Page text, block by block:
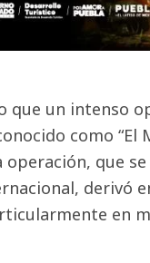
que un intenso
como “El
que
derivó
en